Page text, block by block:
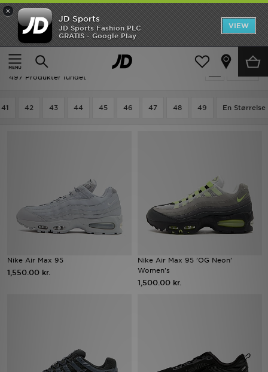
×
JD Sports
JD Sports Fashion PLC
GRATIS - Google Play
VIEW
Hjem
Nike Sportssko
Nike Sportssko
497 Produkter fundet
41 42 43 44 45 46 47 48 49 En Størrelse
Nike Air Max 95
1,550.00 kr.
Nike Air Max 95 'OG Neon'
Women's
1,500.00 kr.
Hjem
Udsalg
Nyheder
Brands
Mine beskeder